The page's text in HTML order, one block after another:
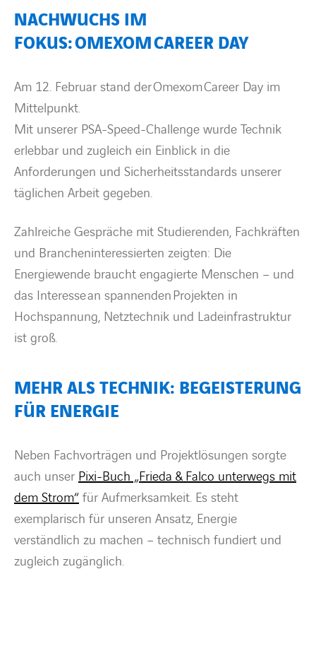
NACHWUCHS IM
FOKUS: OMEXOM CAREER DAY
Am 12. Februar stand der Omexom Career Day im
Mittelpunkt.
Mit unserer PSA-Speed-Challenge wurde Technik
erlebbar und zugleich ein Einblick in die
Anforderungen und Sicherheitsstandards unserer
täglichen Arbeit gegeben.
Zahlreiche Gespräche mit Studierenden, Fachkräften
und Brancheninteressierten zeigten: Die
Energiewende braucht engagierte Menschen – und
das Interesse an spannenden Projekten in
Hochspannung, Netztechnik und Ladeinfrastruktur
ist groß.
MEHR ALS TECHNIK: BEGEISTERUNG
FÜR ENERGIE
Neben Fachvorträgen und Projektlösungen sorgte
auch unser Pixi-Buch „Frieda & Falco unterwegs mit
dem Strom“ für Aufmerksamkeit. Es steht
exemplarisch für unseren Ansatz, Energie
verständlich zu machen – technisch fundiert und
zugleich zugänglich.